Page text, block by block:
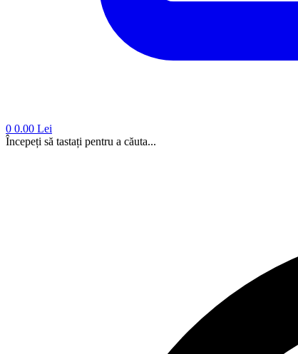
0 0.00 Lei
Începeți să tastați pentru a căuta...